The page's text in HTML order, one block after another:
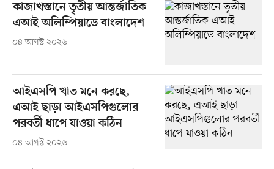
কাজাখস্তানে তৃতীয় আন্তর্জাতিক
এআই অলিম্পিয়াডে বাংলাদেশ
০৪ আগস্ট ২০২৬
আইএসপি খাত মনে করছে,
এআই ছাড়া আইএসপিগুলোর
পরবর্তী ধাপে যাওয়া কঠিন
০৪ আগস্ট ২০২৬